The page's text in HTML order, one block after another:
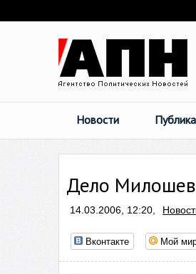
Новости
Дело
14.03.2006, 12:20,
Вконтакте Мой